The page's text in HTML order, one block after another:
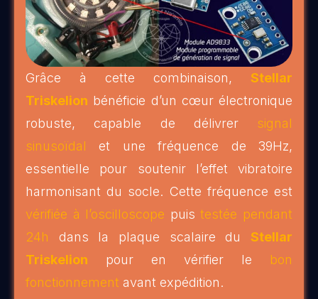
Grâce à cette combinaison, Stellar
Triskelion bénéficie d’un cœur électronique
robuste, capable de délivrer signal
sinusoïdal et une fréquence de 39Hz,
essentielle pour soutenir l’effet vibratoire
harmonisant du socle. Cette fréquence est
vérifiée à l’oscilloscope puistestée pendant
24h dans la plaque scalaire du Stellar
Triskelion pour en vérifier le bon
fonctionnement avant expédition.